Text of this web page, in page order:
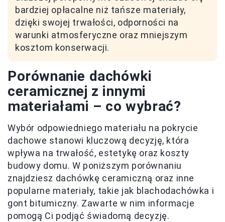
bardziej opłacalne niż tańsze materiały,
dzięki swojej trwałości, odporności na
warunki atmosferyczne oraz mniejszym
kosztom konserwacji.
Porównanie dachówki
ceramicznej z innymi
materiałami – co wybrać?
Wybór odpowiedniego materiału na pokrycie
dachowe stanowi kluczową decyzję, która
wpływa na trwałość, estetykę oraz koszty
budowy domu. W poniższym porównaniu
znajdziesz dachówkę ceramiczną oraz inne
popularne materiały, takie jak blachodachówka i
gont bitumiczny. Zawarte w nim informacje
pomogą Ci podjąć świadomą decyzję.